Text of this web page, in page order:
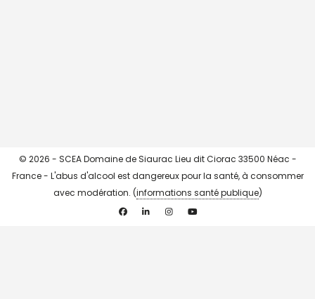
© 2026 - SCEA Domaine de Siaurac Lieu dit Ciorac 33500 Néac -
France - L'abus d'alcool est dangereux pour la santé, à consommer
avec modération. (informations santé publique)
FacebookLinkedin InstagramYouTube